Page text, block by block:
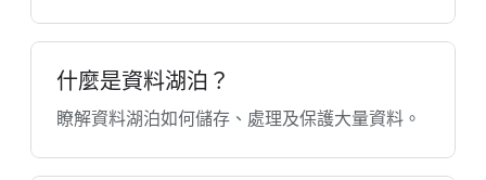
什麼是資料湖泊？
瞭解資料湖泊如何儲存、處理及保護大量資料。